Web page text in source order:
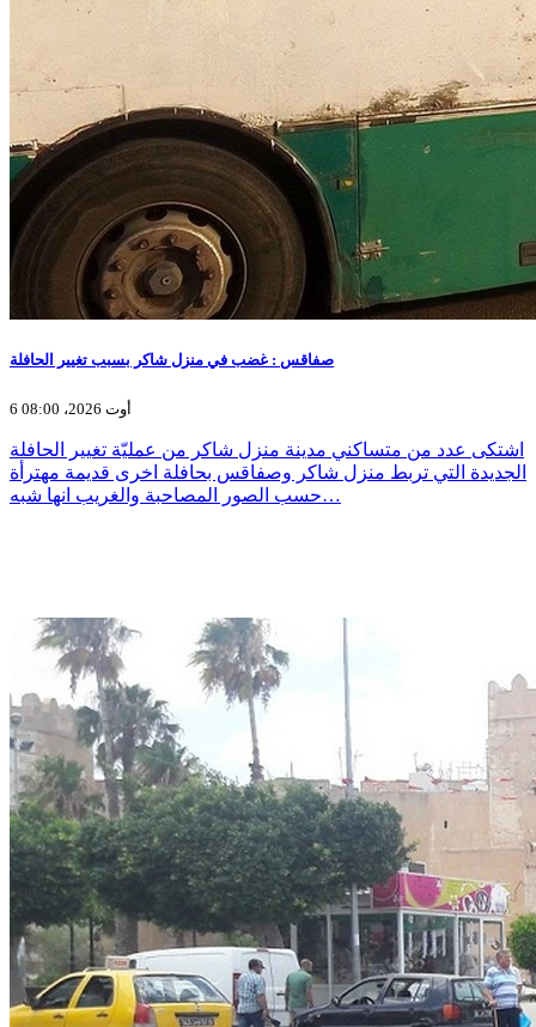
صفاقس : غضب في منزل شاكر بسبب تغيير الحافلة
6 أوت 2026، 08:00
اشتكى عدد من متساكني مدينة منزل شاكر من عمليّة تغيير الحافلة
الجديدة التي تربط منزل شاكر وصفاقس بحافلة اخرى قديمة مهترأة
حسب الصور المصاحبة والغريب انها شبه…